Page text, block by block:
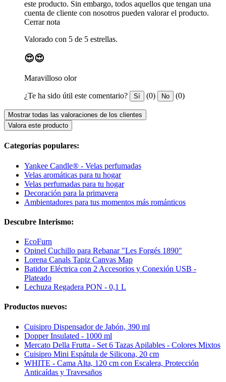
este producto. Sin embargo, todos aquellos que tengan una
cuenta de cliente con nosotros pueden valorar el producto.
Cerrar nota
Valorado con 5 de 5 estrellas.
😍😍
Maravilloso olor
¿Te ha sido útil este comentario? Sí (0) No (0)
Mostrar todas las valoraciones de los clientes
Valora este producto
Categorías populares:
Yankee Candle® - Velas perfumadas
Velas aromáticas para tu hogar
Velas perfumadas para tu hogar
Decoración para la primavera
Ambientadores para tus momentos más románticos
Descubre Interismo:
EcoFurn
Opinel Cuchillo para Rebanar "Les Forgés 1890"
Lorena Canals Tapiz Canvas Map
Batidor Eléctrica con 2 Accesorios y Conexión USB -
Plateado
Lechuza Regadera PON - 0,1 L
Productos nuevos:
Cuisipro Dispensador de Jabón, 390 ml
Dopper Insulated - 1000 ml
Mercato Della Frutta - Set 6 Tazas Apilables - Colores Mixtos
Cuisipro Mini Espátula de Silicona, 20 cm
WHITE - Cama Alta, 120 cm con Escalera, Protección
Anticaídas y Travesaños